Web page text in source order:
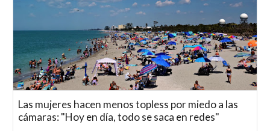
Las mujeres hacen menos topless por miedo a las
cámaras: "Hoy en día, todo se saca en redes"